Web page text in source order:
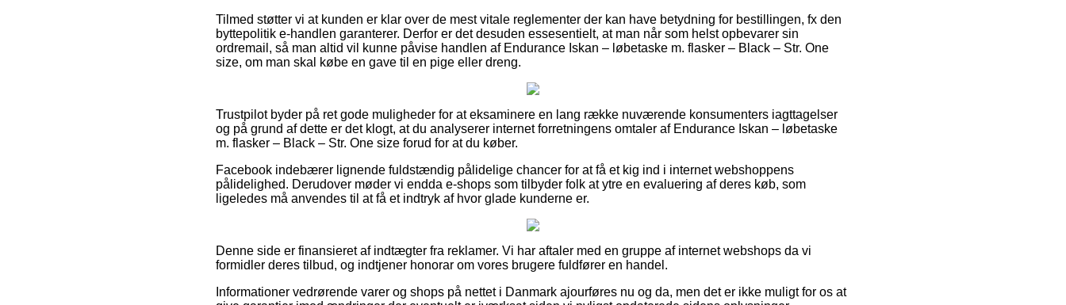
Tilmed støtter vi at kunden er klar over de mest vitale reglementer der kan have betydning for bestillingen, fx den
byttepolitik e-handlen garanterer. Derfor er det desuden essesentielt, at man når som helst opbevarer sin
ordremail, så man altid vil kunne påvise handlen af Endurance Iskan – løbetaske m. flasker – Black – Str. One
size, om man skal købe en gave til en pige eller dreng.
Trustpilot byder på ret gode muligheder for at eksaminere en lang række nuværende konsumenters iagttagelser
og på grund af dette er det klogt, at du analyserer internet forretningens omtaler af Endurance Iskan – løbetaske
m. flasker – Black – Str. One size forud for at du køber.
Facebook indebærer lignende fuldstændig pålidelige chancer for at få et kig ind i internet webshoppens
pålidelighed. Derudover møder vi endda e-shops som tilbyder folk at ytre en evaluering af deres køb, som
ligeledes må anvendes til at få et indtryk af hvor glade kunderne er.
Denne side er finansieret af indtægter fra reklamer. Vi har aftaler med en gruppe af internet webshops da vi
formidler deres tilbud, og indtjener honorar om vores brugere fuldfører en handel.
Informationer vedrørende varer og shops på nettet i Danmark ajourføres nu og da, men det er ikke muligt for os at